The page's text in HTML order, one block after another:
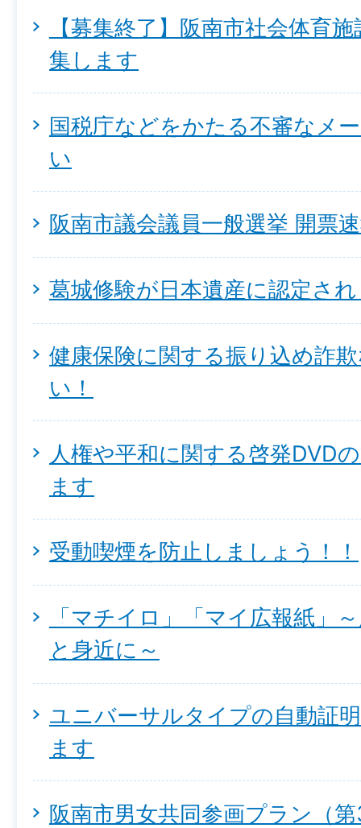
【募集終了】阪南市社会体育
集します
国税庁などをかたる不審なメ
い
阪南市議会議員一般選挙 開票
葛城修験が日本遺産に認定さ
健康保険に関する振り込め詐
い！
人権や平和に関する啓発DVD
ます
受動喫煙を防止しましょう！！
「マチイロ」「マイ広報紙」
と身近に～
ユニバーサルタイプの自動証
ます
阪南市男女共同参画プラン（